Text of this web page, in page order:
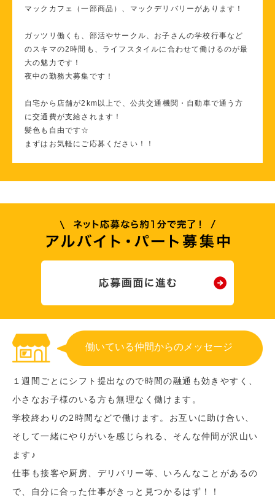
マックカフェ（一部商品）、マックデリバリーがあります！
ガッツリ働くも、部活やサークル、お子さんの学校行事など
のスキマの2時間も、ライフスタイルに合わせて働けるのが最
大の魅力です！
夜中の勤務大募集です！
自宅から店舗が2km以上で、公共交通機関・自動車で通う方
に交通費が支給されます！
髪色も自由です☆
まずはお気軽にご応募ください！！
働いている仲間からのメッセージ
１週間ごとにシフト提出なので時間の融通も効きやすく、
小さなお子様のいる方も無理なく働けます。
学校終わりの2時間などで働けます。お互いに助け合い、
そして一緒にやりがいを感じられる、そんな仲間が沢山い
ます♪
仕事も接客や厨房、デリバリー等、いろんなことがあるの
で、自分に合った仕事がきっと見つかるはず！！